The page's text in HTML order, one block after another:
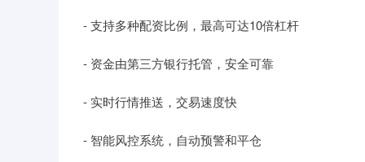
- 支持多种配资比例，最高可达10倍杠杆
- 资金由第三方银行托管，安全可靠
- 实时行情推送，交易速度快
- 智能风控系统，自动预警和平仓